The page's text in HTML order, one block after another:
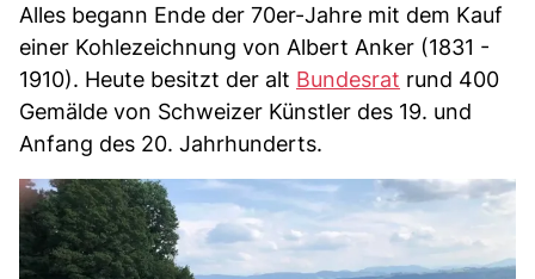
Alles begann Ende der 70er-Jahre mit dem Kauf
einer Kohlezeichnung von Albert Anker (1831 -
1910). Heute besitzt der alt Bundesrat rund 400
Gemälde von Schweizer Künstler des 19. und
Anfang des 20. Jahrhunderts.